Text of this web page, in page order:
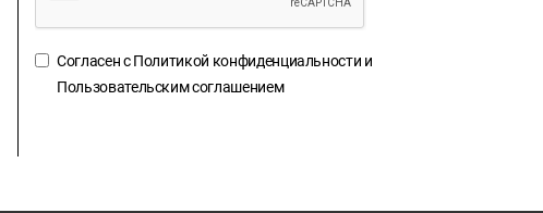
Согласен сПолитикой конфиденциальности и
Пользовательским соглашением